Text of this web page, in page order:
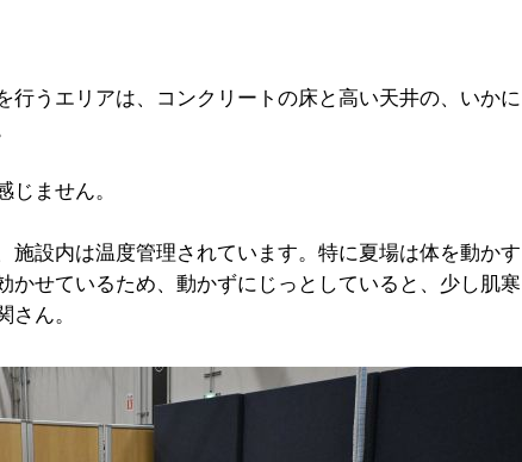
行うエリアは、コンクリートの床と高い天井の、いかに
じません。
施設内は温度管理されています。特に夏場は体を動かす
かせているため、動かずにじっとしていると、少し肌寒
さん。